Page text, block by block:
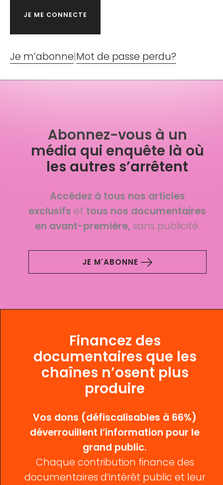
Je m’abonne|Mot de passe perdu?
Abonnez-vous à un
média qui enquête là où
les autres s’arrêtent
Accédez à tous nos articles
exclusifs et tous nos documentaires
en avant-première,sans publicité.
JE M'ABONNE
Financez des
documentaires que les
chaînes n’osent plus
produire
Vos dons (défiscalisables à 66%)
déverrouillent l’information pour le
grand public.
Chaque contribution finance des
documentaires d’intérêt public et leur